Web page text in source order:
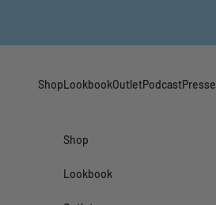
ShopLookbookOutletPodcastPresse
Shop
Lookbook